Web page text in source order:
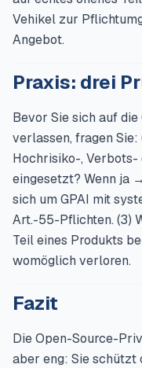
Vehikel zur
Angebot.
Praxis: drei
Bevor Sie sich auf
verlassen, fragen Sie:
Hochrisiko-, Verbots-
eingesetzt? Wenn ja
sich um GPAI mit
Art.-55-Pflichten. (3)
Teil eines Produkts
womöglich verloren.
Fazit
Die Open-Source-
aber eng: Sie schützt